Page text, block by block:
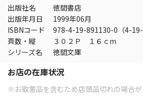
出版社名
徳間書店
出版年月日
1999年06月
ISBNコード
978-4-19-891130-0（4-19-
頁数・縦
３０２Ｐ １６ｃｍ
シリーズ名
徳間文庫
お店の在庫状況
※お取置品を含むため店頭品切れの場合が